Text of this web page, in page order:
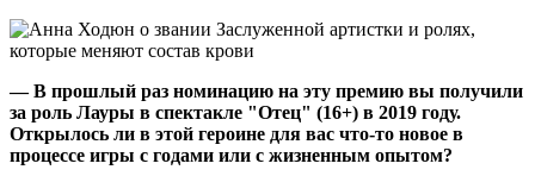
— В прошлый раз номинацию на эту премию вы получили
за роль Лауры в спектакле "Отец" (16+) в 2019 году.
Открылось ли в этой героине для вас что-то новое в
процессе игры с годами или с жизненным опытом?